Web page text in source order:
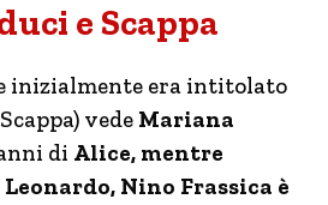
e Scappa
inizialmente era intitolato
vede Mariana
di Alice, mentre
Nino Frassica è